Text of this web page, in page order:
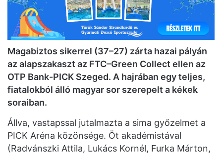
Magabiztos sikerrel (37–27) zárta hazai pályán
az alapszakaszt az FTC–Green Collect ellen az
OTP Bank-PICK Szeged. A hajrában egy teljes,
fiatalokból álló magyar sor szerepelt a kékek
soraiban.
Állva, vastapssal jutalmazta a sima győzelmet a
PICK Aréna közönsége. Öt akadémistával
(Radvánszki Attila, Lukács Kornél, Furka Márton,